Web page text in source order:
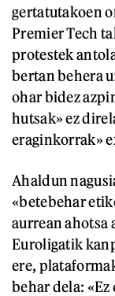
gertatutakoen
Premier Tech
protestek
bertan behera
ohar bidez
hutsak» ez
eraginkorrak»
Ahaldun
«betebehar
aurrean ahotsa
Euroligatik
ere,
behar dela: